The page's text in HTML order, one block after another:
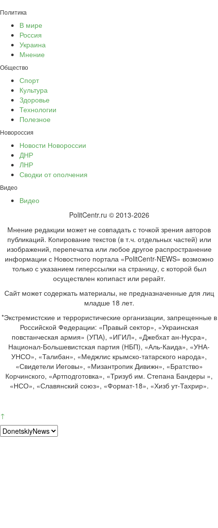
Политика
В мире
Россия
Украина
Мнение
Общество
Спорт
Культура
Здоровье
Технологии
Полезное
Новороссия
Новости Новороссии
ДНР
ЛНР
Сводки от ополчения
Видео
Видео
PolitCentr.ru © 2013-2026
Мнение редакции может не совпадать с точкой зрения авторов
публикаций. Копирование текстов (в т.ч. отдельных частей) или
изображений, перепечатка или любое другое распространение
информации с Новостного портала «PolitCentr-NEWS» возможно
только с указанием гиперссылки на страницу, с которой был
осуществлен копипаст или рерайт.
Сайт может содержать материалы, не предназначенные для лиц
младше 18 лет.
*Экстремистские и террористические организации, запрещенные в
Российской Федерации: «Правый сектор», «Украинская
повстанческая армия» (УПА), «ИГИЛ», «Джебхат ан-Нусра»,
Национал-Большевистская партия (НБП), «Аль-Каида», «УНА-
УНСО», «Талибан», «Меджлис крымско-татарского народа»,
«Свидетели Иеговы», «Мизантропик Дивижн», «Братство»
Корчинского, «Артподготовка», «Тризуб им. Степана Бандеры »,
«НСО», «Славянский союз», «Формат-18», «Хизб ут-Тахрир».
↑